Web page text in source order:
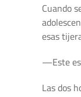
Cuando
esas
—Este es
Las dos